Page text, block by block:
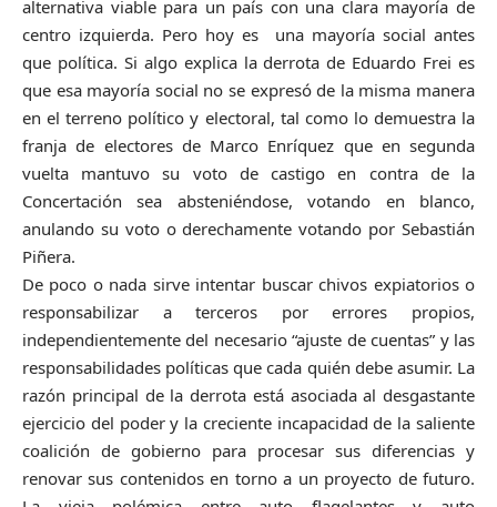
alternativa viable para un país con una clara mayoría de
centro izquierda. Pero hoy es una mayoría social antes
que política. Si algo explica la derrota de Eduardo Frei es
que esa mayoría social no se expresó de la misma manera
en el terreno político y electoral, tal como lo demuestra la
franja de electores de Marco Enríquez que en segunda
vuelta mantuvo su voto de castigo en contra de la
Concertación sea absteniéndose, votando en blanco,
anulando su voto o derechamente votando por Sebastián
Piñera.
De poco o nada sirve intentar buscar chivos expiatorios o
responsabilizar a terceros por errores propios,
independientemente del necesario “ajuste de cuentas” y las
responsabilidades políticas que cada quién debe asumir. La
razón principal de la derrota está asociada al desgastante
ejercicio del poder y la creciente incapacidad de la saliente
coalición de gobierno para procesar sus diferencias y
renovar sus contenidos en torno a un proyecto de futuro.